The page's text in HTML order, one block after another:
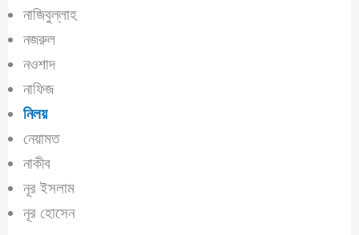
নাজিবুল্লাহ
নজরুল
নওশাদ
নাফিজ
নিলয়
নেয়ামত
নাকীব
নূর ইসলাম
নূর হোসেন